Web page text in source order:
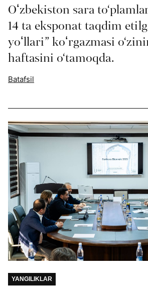
Oʻzbekiston sara
14 ta eksponat taqdim
yoʻllari” koʻrgazmasi
haftasini o‘tamoqda.
Batafsil
YANGILIKLAR